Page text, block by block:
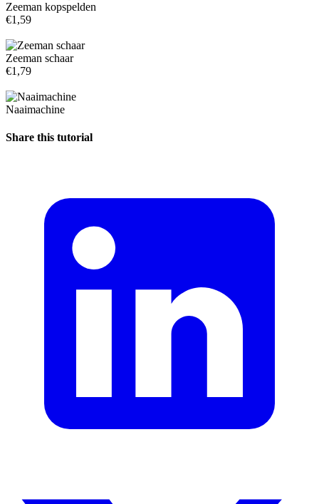
Zeeman kopspelden
€1,59
Zeeman schaar
€1,79
Naaimachine
Share this tutorial